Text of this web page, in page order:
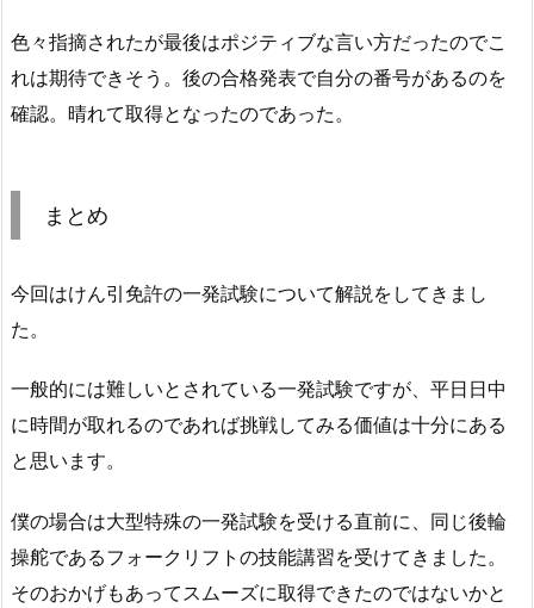
色々指摘されたが最後はポジティブな言い方だったのでこ
れは期待できそう。後の合格発表で自分の番号があるのを
確認。晴れて取得となったのであった。
まとめ
今回はけん引免許の一発試験について解説をしてきまし
た。
一般的には難しいとされている一発試験ですが、平日日中
に時間が取れるのであれば挑戦してみる価値は十分にある
と思います。
僕の場合は大型特殊の一発試験を受ける直前に、同じ後輪
操舵であるフォークリフトの技能講習を受けてきました。
そのおかげもあってスムーズに取得できたのではないかと